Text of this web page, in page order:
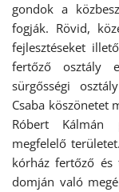
gondok a
fogják. Rövid,
fejlesztéseket
fertőző osztály
sürgősségi
Csaba köszönetet
Róbert Kálmán
megfelelő
kórház fertőző és
domján való